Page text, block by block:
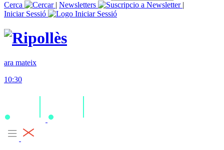
Cerca
| Newsletters
|
Iniciar Sessió
ara mateix
10:30